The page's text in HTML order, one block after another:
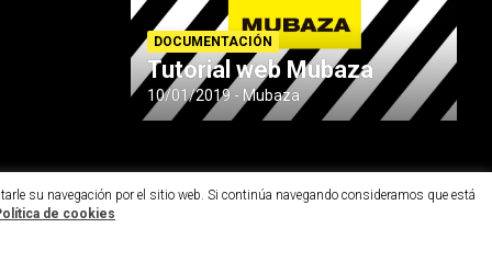
DOCUMENTACIÓN
Tutorial web Mubaza
10/01/2019 Mubaza
su navegación por el sitio web. Si continúa navegando consideramos que está
de cookies